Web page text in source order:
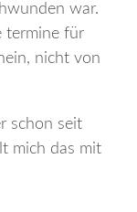
war.
termine für
nicht von
schon seit
mich das mit